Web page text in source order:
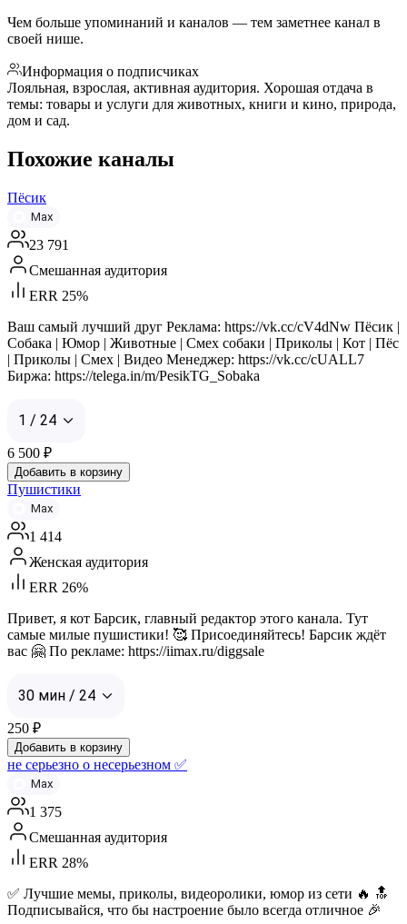
Чем больше упоминаний и каналов — тем заметнее канал в
своей нише.
Информация о подписчиках
Лояльная, взрослая, активная аудитория. Хорошая отдача в
темы: товары и услуги для животных, книги и кино, природа,
дом и сад.
Похожие каналы
Пёсик
Max
23 791
Смешанная аудитория
ERR 25%
Ваш самый лучший друг Реклама: https://vk.cc/cV4dNw Пёсик |
Собака | Юмор | Животные | Смех собаки | Приколы | Кот | Пёс
| Приколы | Смех | Видео Менеджер: https://vk.cc/cUALL7
Биржа: https://telega.in/m/PesikTG_Sobaka
1 / 24
6 500 ₽
Добавить в корзину
Пушистики
Max
1 414
Женская аудитория
ERR 26%
Привет, я кот Барсик, главный редактор этого канала. Тут
самые милые пушистики! 🥰 Присоединяйтесь! Барсик ждёт
вас 🤗 По рекламе: https://iimax.ru/diggsale
30 мин / 24
250 ₽
Добавить в корзину
не серьезно о несерьезном ✅
Max
1 375
Смешанная аудитория
ERR 28%
✅ Лучшие мемы, приколы, видеоролики, юмор из сети 🔥 🔝
Подписывайся, что бы настроение было всегда отличное 🎉